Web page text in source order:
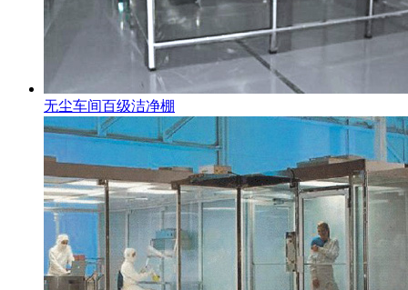
无尘车间百级洁净棚